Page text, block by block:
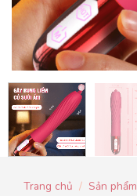
Trang chủ / Sản phẩm